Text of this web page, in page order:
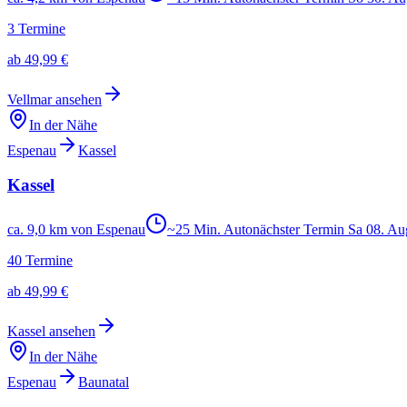
3 Termine
ab 49,99 €
Vellmaransehen
In der Nähe
Espenau
Kassel
Kassel
ca. 9,0 km von Espenau ~25 Min. Autonächster Termin Sa 08.
40 Termine
ab 49,99 €
Kassel ansehen
In der Nähe
Espenau
Baunatal